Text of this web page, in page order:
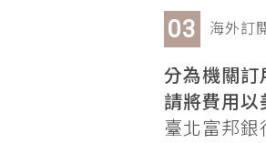
海外訂
分為機關訂
請將費用以
臺北富邦銀